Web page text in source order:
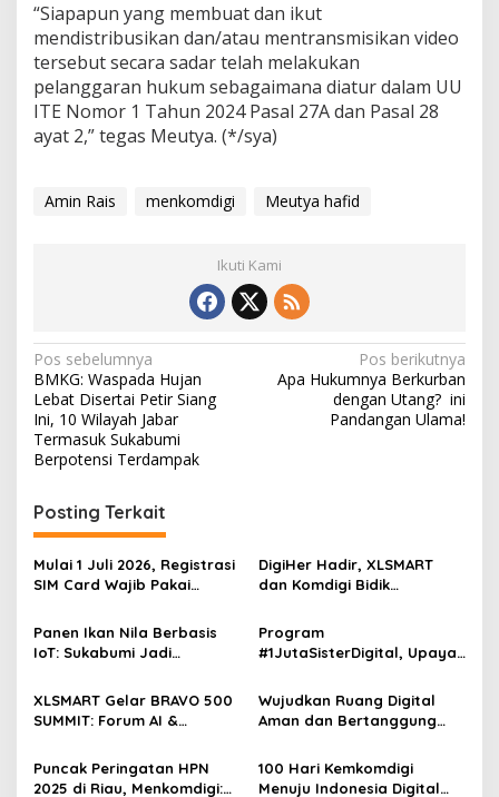
“Siapapun yang membuat dan ikut
mendistribusikan dan/atau mentransmisikan video
tersebut secara sadar telah melakukan
pelanggaran hukum sebagaimana diatur dalam UU
ITE Nomor 1 Tahun 2024 Pasal 27A dan Pasal 28
ayat 2,” tegas Meutya. (*/sya)
Amin Rais menkomdigi Meutya hafid
Ikuti Kami
N
a
v
i
a
s
i
o
Pos sebelumnya
BMKG: Waspada Hujan
Lebat Disertai Petir Siang
Ini, 10 Wilayah Jabar
Termasuk Sukabumi
Berpotensi Terdampak
Pos berikutnya
Apa Hukumnya Berkurban
dengan Utang? ini
Pandangan Ulama!
Posting Terkait
Mulai 1 Juli 2026, Registrasi
SIM Card Wajib Pakai
Data Masyarakat Lebih
Akurat dan Transparan
DigiHer Hadir, XLSMART
dan Komdigi Bidik
Perempuan 2026
Panen Ikan Nila Berbasis
IoT: Sukabumi Jadi
Perikanan Nasional
Program
#1JutaSisterDigital, Upaya
Dorong Transformasi
Digital Perempuan
XLSMART Gelar BRAVO 500
SUMMIT: Forum AI &
untuk Korporasi di
Indonesia
Wujudkan Ruang Digital
Aman dan Bertanggung
Manfaatkan Teknologi
Biometrik Guna Dukung
Puncak Peringatan HPN
2025 di Riau, Menkomdigi:
100 Hari Kemkomdigi
Menuju Indonesia Digital